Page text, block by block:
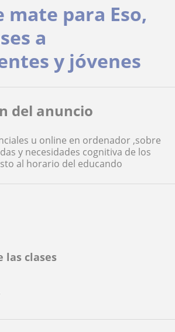
las clases
mate para Eso,
a
y jóvenes
del anuncio
u online en ordenador ,sobre
y necesidades cognitiva de los
al horario del educando